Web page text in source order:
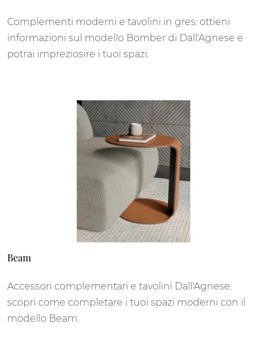
Complementi moderni e tavolini in gres: ottieni
informazioni sul modello Bomber di Dall'Agnese e
potrai impreziosire i tuoi spazi.
Beam
Accessori complementari e tavolini Dall'Agnese:
scopri come completare i tuoi spazi moderni con il
modello Beam.